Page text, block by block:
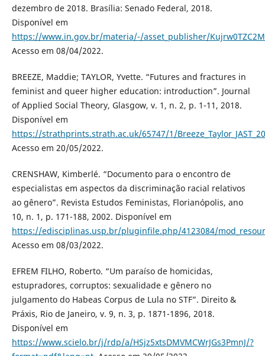
dezembro de 2018. Brasília: Senado Federal, 2018.
Disponível em
https://www.in.gov.br/materia/-/asset_publisher/
Acesso em 08/04/2022.
BREEZE, Maddie; TAYLOR, Yvette. “Futures and fractures in
feminist and queer higher education: introduction”. Journal
of Applied Social Theory, Glasgow, v. 1, n. 2, p. 1-11, 2018.
Disponível em
https://strathprints.strath.ac.uk/65747/1/
Acesso em 20/05/2022.
CRENSHAW, Kimberlé. “Documento para o encontro de
especialistas em aspectos da discriminação racial relativos
ao gênero”. Revista Estudos Feministas, Florianópolis, ano
10, n. 1, p. 171-188, 2002. Disponível em
https://edisciplinas.usp.br/pluginfile.php/4123084/
Acesso em 08/03/2022.
EFREM FILHO, Roberto. “Um paraíso de homicidas,
estupradores, corruptos: sexualidade e gênero no
julgamento do Habeas Corpus de Lula no STF”. Direito &
Práxis, Rio de Janeiro, v. 9, n. 3, p. 1871-1896, 2018.
Disponível em
https://www.scielo.br/j/rdp/a/HSjz5xtsDMVMCWrJGs3PmnJ/?